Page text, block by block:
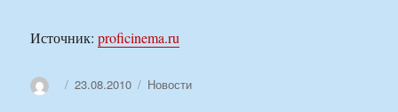
Источник:proficinema.ru
АвторОпубликовано
23.08.2010 Рубрики
Новости